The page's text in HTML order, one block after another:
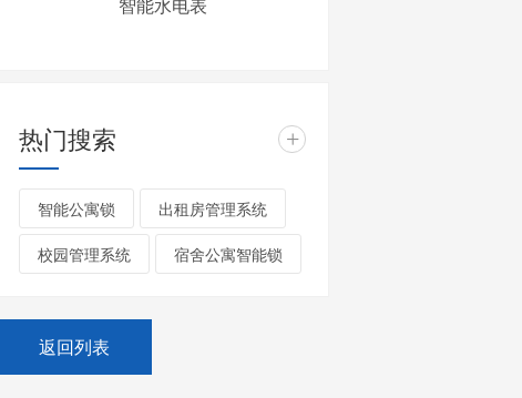
热门搜索 +
智能公寓锁 出租房管理系统
校园管理系统 宿舍公寓智能锁
返回列表